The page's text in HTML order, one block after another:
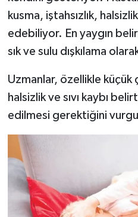
kusma, iştahsızlık,
edebiliyor. En yaygın
sık ve sulu dışkılama
Uzmanlar, özellikle küçük
halsizlik ve sıvı kaybı
edilmesi gerektiğini